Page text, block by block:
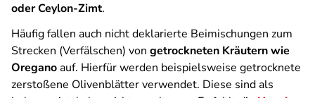
oder Ceylon-Zimt.
Häufig fallen auch nicht deklarierte Beimischungen zum
Strecken (Verfälschen) von getrockneten Kräutern wie
Oreganoauf. Hierfür werden beispielsweise getrocknete
zerstoßene Olivenblätter verwendet. Diese sind als